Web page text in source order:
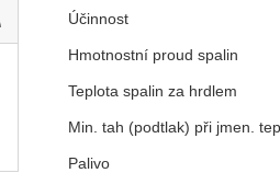
Účinnost
Hmotnostní proud spalin
Teplota spalin za hrdlem
Min. tah (podtlak) při jmen.
Palivo